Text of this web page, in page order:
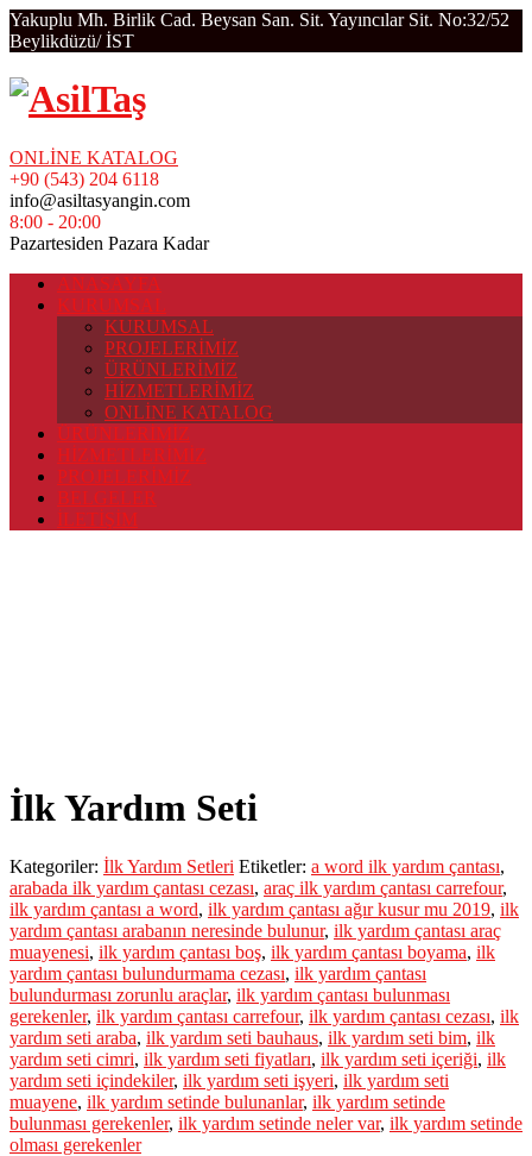
Yakuplu Mh. Birlik Cad. Beysan San. Sit. Yayıncılar Sit. No:32/52
Beylikdüzü/ İST
ONLİNE KATALOG
+90 (543) 204 6118
info@asiltasyangin.com
8:00 - 20:00
Pazartesiden Pazara Kadar
ANASAYFA
KURUMSAL
KURUMSAL
PROJELERİMİZ
ÜRÜNLERİMİZ
HİZMETLERİMİZ
ONLİNE KATALOG
ÜRÜNLERİMİZ
HİZMETLERİMİZ
PROJELERİMİZ
BELGELER
İLETİŞİM
İlk Yardım Seti
Kategoriler: İlk Yardım Setleri Etiketler: a word ilk yardım çantası,
arabada ilk yardım çantası cezası, araç ilk yardım çantası carrefour,
ilk yardım çantası a word, ilk yardım çantası ağır kusur mu 2019, ilk
yardım çantası arabanın neresinde bulunur, ilk yardım çantası araç
muayenesi, ilk yardım çantası boş, ilk yardım çantası boyama, ilk
yardım çantası bulundurmama cezası, ilk yardım çantası
bulundurması zorunlu araçlar, ilk yardım çantası bulunması
gerekenler, ilk yardım çantası carrefour, ilk yardım çantası cezası, ilk
yardım seti araba, ilk yardım seti bauhaus, ilk yardım seti bim, ilk
yardım seti cimri, ilk yardım seti fiyatları, ilk yardım seti içeriği, ilk
yardım seti içindekiler, ilk yardım seti işyeri, ilk yardım seti
muayene, ilk yardım setinde bulunanlar, ilk yardım setinde
bulunması gerekenler, ilk yardım setinde neler var, ilk yardım setinde
olması gerekenler